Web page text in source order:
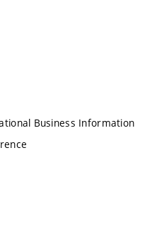
Business Information